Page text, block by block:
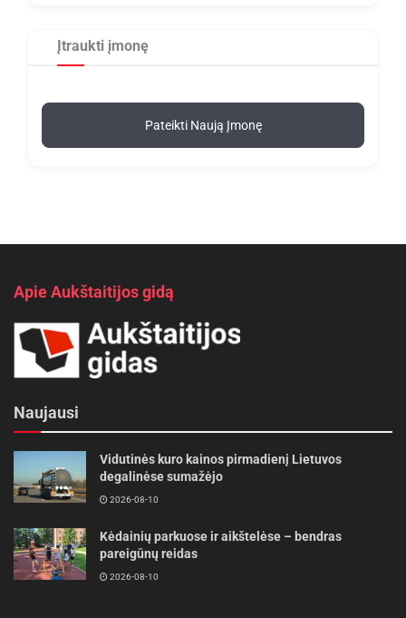
Įtraukti įmonę
Pateikti Naują Įmonę
Apie Aukštaitijos gidą
Naujausi
Vidutinės kuro kainos pirmadienį Lietuvos
degalinėse sumažėjo
2026-08-10
Kėdainių parkuose ir aikštelėse – bendras
pareigūnų reidas
2026-08-10